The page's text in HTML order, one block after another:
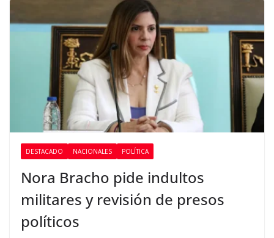
DESTACADO NACIONALES POLÍTICA
Nora Bracho pide indultos
militares y revisión de presos
políticos